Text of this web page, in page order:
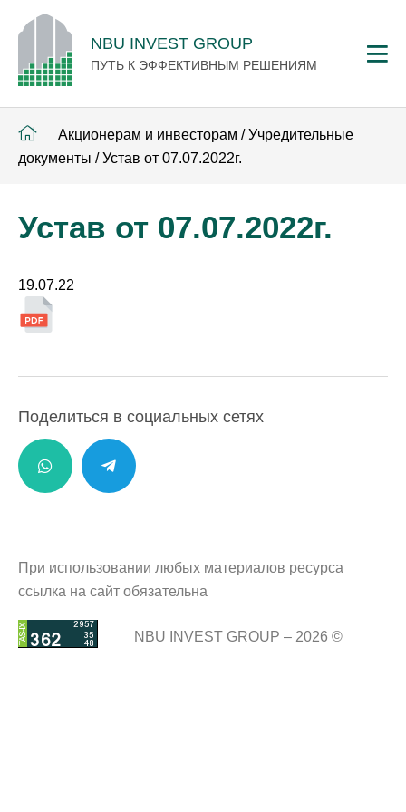
NBU INVEST GROUP
ПУТЬ К ЭФФЕКТИВНЫМ РЕШЕНИЯМ
Акционерам и инвесторам / Учредительные
документы / Устав от 07.07.2022г.
Устав от 07.07.2022г.
19.07.22
Поделиться в социальных сетях
При использовании любых материалов ресурса
ссылка на сайт обязательна
NBU INVEST GROUP – 2026 ©